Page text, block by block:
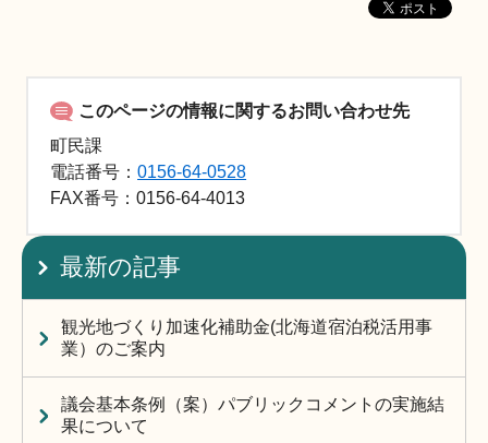
このページの情報に関するお問い合わせ先
町民課
電話番号：0156-64-0528
FAX番号：0156-64-4013
最新の記事
観光地づくり加速化補助金(北海道宿泊税活用事
業）のご案内
議会基本条例（案）パブリックコメントの実施結
果について